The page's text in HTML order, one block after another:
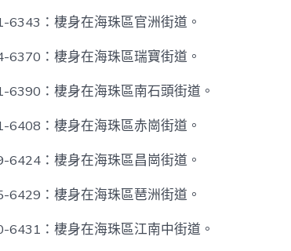
6343：棲身在海珠區官洲街道。
6370：棲身在海珠區瑞寶街道。
6390：棲身在海珠區南石頭街道。
6408：棲身在海珠區赤崗街道。
6424：棲身在海珠區昌崗街道。
6429：棲身在海珠區琶洲街道。
6431：棲身在海珠區江南中街道。